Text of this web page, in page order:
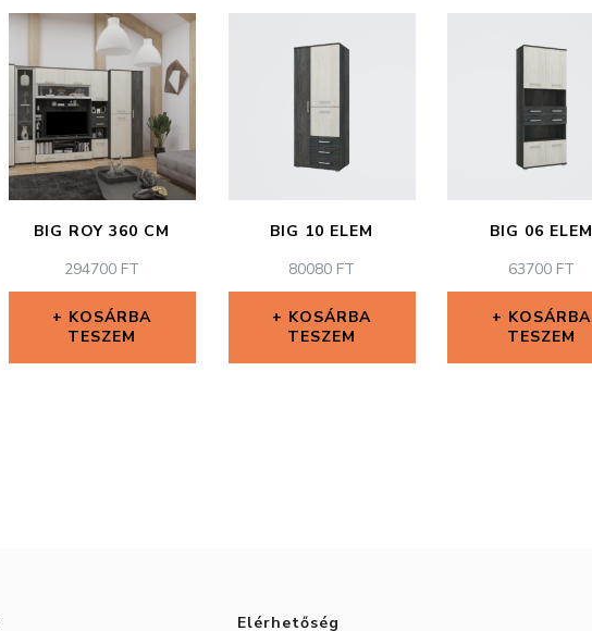
BIG ROY 360 CM
294700 FT
KOSÁRBA
TESZEM
BIG 10 ELEM
80080 FT
KOSÁRBA
TESZEM
BIG 06 ELEM
63700 FT
KOSÁRBA
TESZEM
Elérhetőség